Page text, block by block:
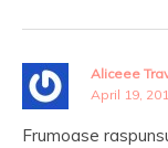
Aliceee
April 19,
Frumoase